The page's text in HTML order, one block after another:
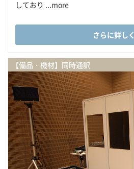
しており ...more
さらに詳しく
【備品・機材】同時通訳